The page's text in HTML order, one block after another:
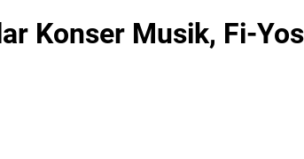
Konser Musik, Fi-